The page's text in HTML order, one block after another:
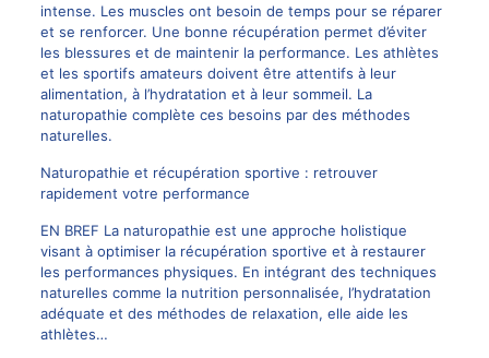
intense. Les muscles ont besoin de temps pour se réparer
et se renforcer. Une bonne récupération permet d’éviter
les blessures et de maintenir la performance. Les athlètes
et les sportifs amateurs doivent être attentifs à leur
alimentation, à l’hydratation et à leur sommeil. La
naturopathie complète ces besoins par des méthodes
naturelles.
Naturopathie et récupération sportive : retrouver
rapidement votre performance
EN BREF La naturopathie est une approche holistique
visant à optimiser la récupération sportive et à restaurer
les performances physiques. En intégrant des techniques
naturelles comme la nutrition personnalisée, l’hydratation
adéquate et des méthodes de relaxation, elle aide les
athlètes…